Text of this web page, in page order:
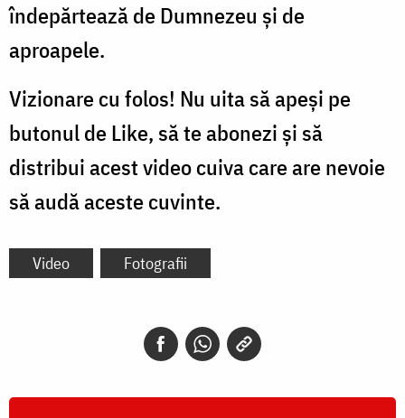
îndepărtează de Dumnezeu și de
aproapele.
Vizionare cu folos! Nu uita să apeși pe
butonul de Like, să te abonezi și să
distribui acest video cuiva care are nevoie
să audă aceste cuvinte.
Video Fotografii